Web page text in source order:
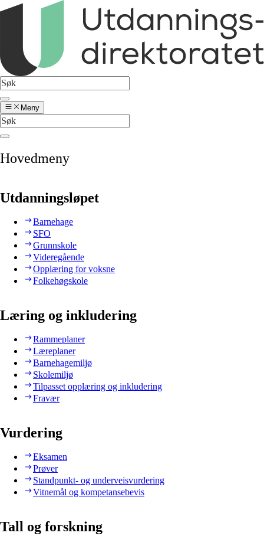
Meny
Hovedmeny
Utdanningsløpet
Barnehage
SFO
Grunnskole
Videregående
Opplæring for voksne
Folkehøgskole
Læring og inkludering
Rammeplaner
Læreplaner
Barnehagemiljø
Skolemiljø
Tilpasset opplæring og inkludering
Fravær
Vurdering
Eksamen
Prøver
Standpunkt- og underveisvurdering
Vitnemål og kompetansebevis
Tall og forskning